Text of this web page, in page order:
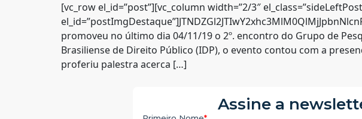
[vc_row el_id=”post”][vc_column width=”2/3″
promoveu no último dia 04/11/19 o 2º. encontro do Grupo de
Brasiliense de Direito Público (IDP), o evento contou com a
proferiu palestra acerca […]
Assine a